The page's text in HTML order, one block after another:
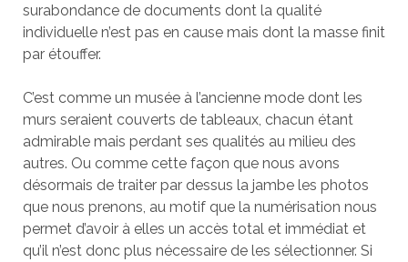
surabondance de documents dont la qualité
individuelle n’est pas en cause mais dont la masse finit
par étouffer.
C’est comme un musée à l’ancienne mode dont les
murs seraient couverts de tableaux, chacun étant
admirable mais perdant ses qualités au milieu des
autres. Ou comme cette façon que nous avons
désormais de traiter par dessus la jambe les photos
que nous prenons, au motif que la numérisation nous
permet d’avoir à elles un accès total et immédiat et
qu’il n’est donc plus nécessaire de les sélectionner. Si